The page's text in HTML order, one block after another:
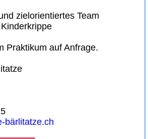
zielorientiertes Team
Praktikum auf Anfrage.
bärlitatze.ch